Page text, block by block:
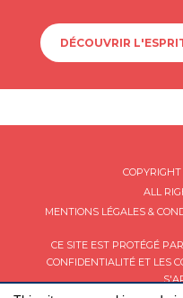
DÉCOUVRIR
ALL
MENTIONS LÉGALES &
CE SITE EST PROTÉGÉ
CONFIDENTIALITÉET LES